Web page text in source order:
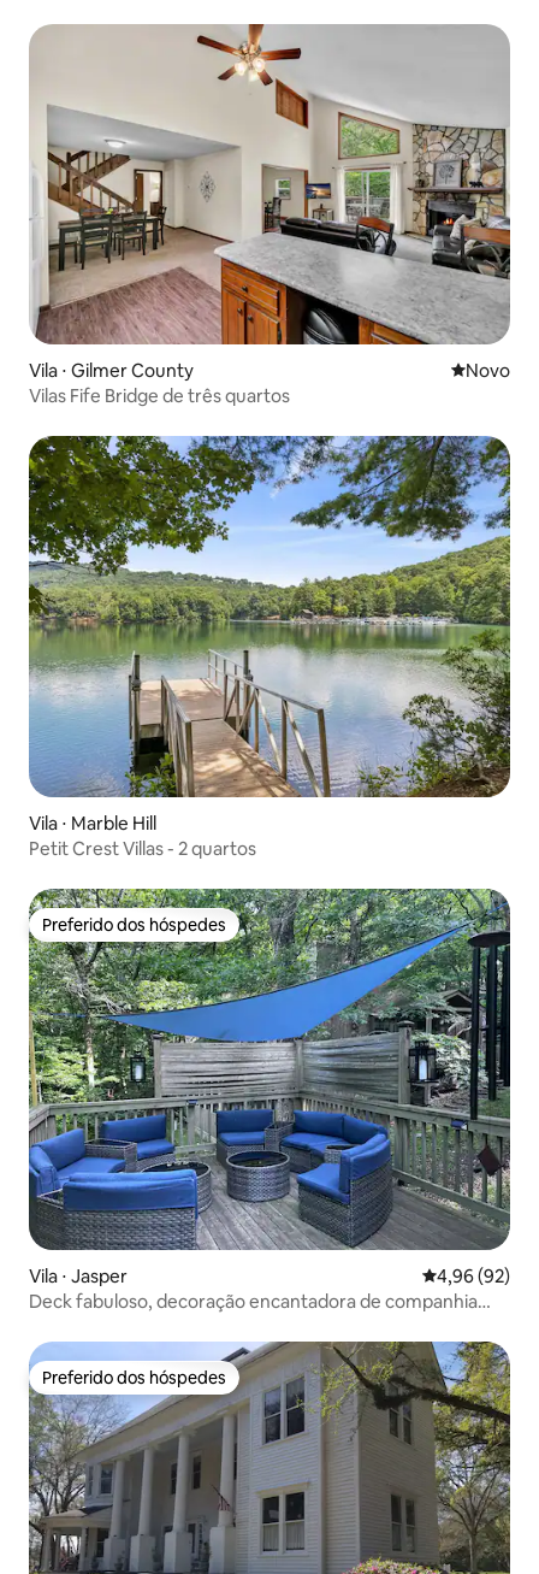
Vila ⋅ Gilmer County Novo
Novo
Vilas Fife Bridge de três quartos
Vila ⋅ Marble Hill
Petit Crest Villas - 2 quartos
Preferido dos hóspedes
Preferido dos hóspedes
Vila ⋅ Jasper 4,96 de uma
4,96 (92)
Deck fabuloso, decoração encantadora de companhia
Preferido dos hóspedes
Preferido dos hóspedes